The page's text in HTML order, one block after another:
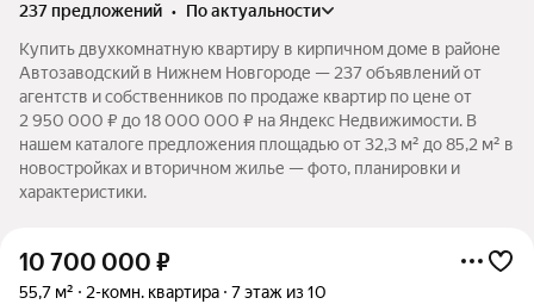
237 предложений •
по актуальности
Купить двухкомнатную квартиру в кирпичном доме в районе
Автозаводский в Нижнем Новгороде — 237 объявлений от
агентств и собственников по продаже квартир по цене от
2 950 000 ₽ до 18 000 000 ₽ на Яндекс Недвижимости. В
нашем каталоге предложения площадью от 32,3 м² до 85,2 м² в
новостройках и вторичном жилье — фото, планировки и
характеристики.
10 700 000 ₽
55,7 м² 2-комн. квартира 7 этаж из 10